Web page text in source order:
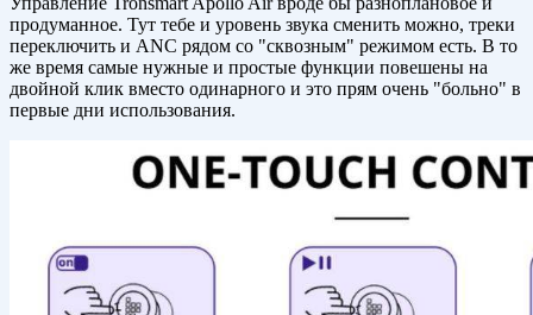
продуманное. Тут тебе и уровень звука сменить можно, треки
переключить и ANC рядом со "сквозным" режимом есть. В то
же время самые нужные и простые функции повешены на
двойной клик вместо одинарного и это прям очень "больно" в
первые дни использования.